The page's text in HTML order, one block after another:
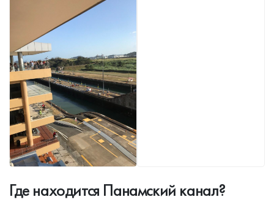
Где находится Панамский канал?